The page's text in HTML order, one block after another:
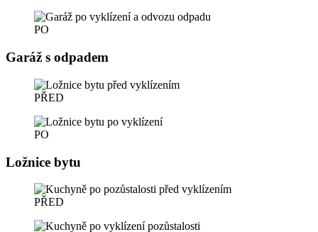
PO
Garáž s odpadem
PŘED
PO
Ložnice bytu
PŘED